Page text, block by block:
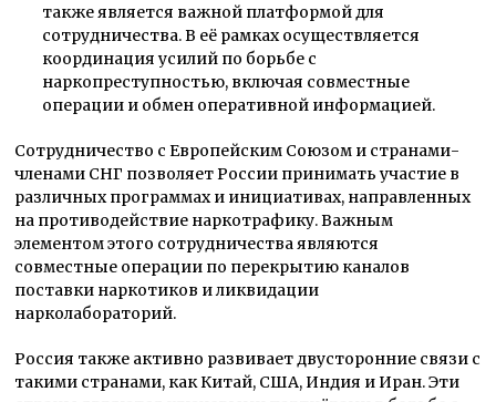
также является важной платформой для
сотрудничества. В её рамках осуществляется
координация усилий по борьбе с
наркопреступностью, включая совместные
операции и обмен оперативной информацией.
Сотрудничество с Европейским Союзом и странами-
членами СНГ позволяет России принимать участие в
различных программах и инициативах, направленных
на противодействие наркотрафику. Важным
элементом этого сотрудничества являются
совместные операции по перекрытию каналов
поставки наркотиков и ликвидации
нарколабораторий.
Россия также активно развивает двусторонние связи с
такими странами, как Китай, США, Индия и Иран. Эти